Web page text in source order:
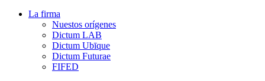
La firma
Nuestos orígenes
Dictum LAB
Dictum Ubīque
Dictum Futurae
FIFED